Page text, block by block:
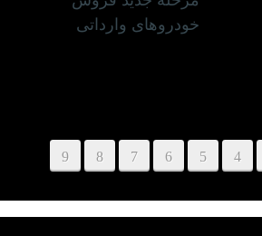
خودروهای وارداتی
4
5
6
7
8
9